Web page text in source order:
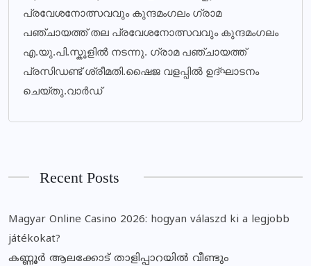
പ്രവേശനോത്സവവും കുന്ദമംഗലം ഗ്രാമ
പഞ്ചായത്ത് തല പ്രവേശനോത്സവവും കുന്ദമംഗലം
എ.യു.പി.സ്കൂളിൽ നടന്നു. ഗ്രാമ പഞ്ചായത്ത്
പ്രസിഡണ്ട് ശ്രീമതി.ഷൈജ വളപ്പിൽ ഉദ്ഘാടനം
ചെയ്തു.വാർഡ്
Recent Posts
Magyar Online Casino 2026: hogyan válaszd ki a legjobb
játékokat?
കണ്ണൂർ ആലക്കോട് താളിപ്പാറയിൽ വീണ്ടും